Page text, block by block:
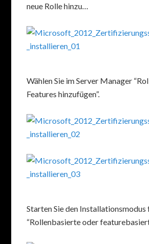
neue Rolle hinzu…
Wählen Sie im Server Manager
Features hinzufügen”.
Starten Sie den Installationsmodus
“Rollenbasierte oder